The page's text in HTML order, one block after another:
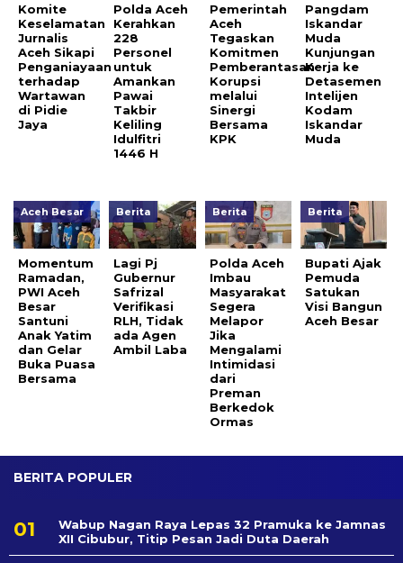
Komite
Keselamatan
Jurnalis
Aceh Sikapi
Penganiayaan
terhadap
Wartawan
di Pidie
Jaya
Polda Aceh
Kerahkan
228
Personel
untuk
Amankan
Pawai
Takbir
Keliling
Idulfitri
1446 H
Pemerintah
Aceh
Tegaskan
Komitmen
Pemberantasan
Korupsi
melalui
Sinergi
Bersama
KPK
Pangdam
Iskandar
Muda
Kunjungan
Kerja ke
Detasemen
Intelijen
Kodam
Iskandar
Muda
Aceh Besar
Momentum
Ramadan,
PWI Aceh
Besar
Santuni
Anak Yatim
dan Gelar
Buka Puasa
Bersama
Berita
Lagi Pj
Gubernur
Safrizal
Verifikasi
RLH, Tidak
ada Agen
Ambil Laba
Berita
Polda Aceh
Imbau
Masyarakat
Segera
Melapor
Jika
Mengalami
Intimidasi
dari
Preman
Berkedok
Ormas
Berita
Bupati Ajak
Pemuda
Satukan
Visi Bangun
Aceh Besar
BERITA POPULER
Wabup Nagan Raya Lepas 32 Pramuka ke Jamnas
XII Cibubur, Titip Pesan Jadi Duta Daerah